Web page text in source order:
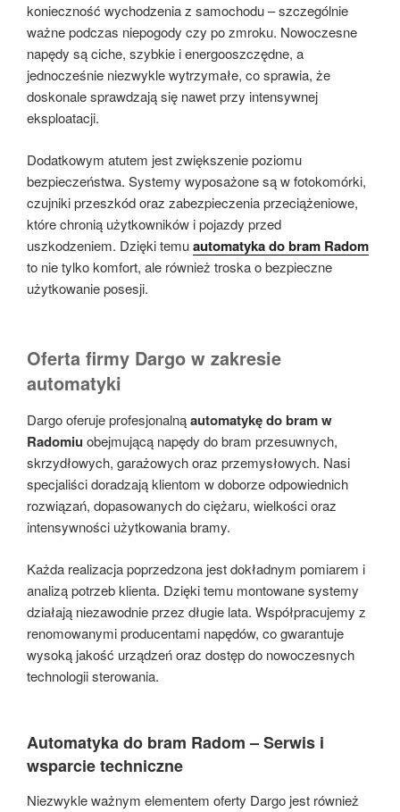
konieczność wychodzenia z samochodu – szczególnie
ważne podczas niepogody czy po zmroku. Nowoczesne
napędy są ciche, szybkie i energooszczędne, a
jednocześnie niezwykle wytrzymałe, co sprawia, że
doskonale sprawdzają się nawet przy intensywnej
eksploatacji.
Dodatkowym atutem jest zwiększenie poziomu
bezpieczeństwa. Systemy wyposażone są w fotokomórki,
czujniki przeszkód oraz zabezpieczenia przeciążeniowe,
które chronią użytkowników i pojazdy przed
uszkodzeniem. Dzięki temuautomatyka do bram Radom
to nie tylko komfort, ale również troska o bezpieczne
użytkowanie posesji.
Oferta firmy Dargo w zakresie
automatyki
Dargo oferuje profesjonalnąautomatykę do bram w
Radomiu obejmującą napędy do bram przesuwnych,
skrzydłowych, garażowych oraz przemysłowych. Nasi
specjaliści doradzają klientom w doborze odpowiednich
rozwiązań, dopasowanych do ciężaru, wielkości oraz
intensywności użytkowania bramy.
Każda realizacja poprzedzona jest dokładnym pomiarem i
analizą potrzeb klienta. Dzięki temu montowane systemy
działają niezawodnie przez długie lata. Współpracujemy z
renomowanymi producentami napędów, co gwarantuje
wysoką jakość urządzeń oraz dostęp do nowoczesnych
technologii sterowania.
Automatyka do bram Radom – Serwis i
wsparcie techniczne
Niezwykle ważnym elementem oferty Dargo jest również